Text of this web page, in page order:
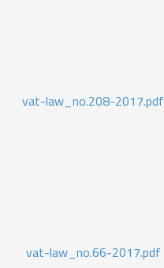
vat-law_no.208-2017.pdf
vat-law_no.66-2017.pdf